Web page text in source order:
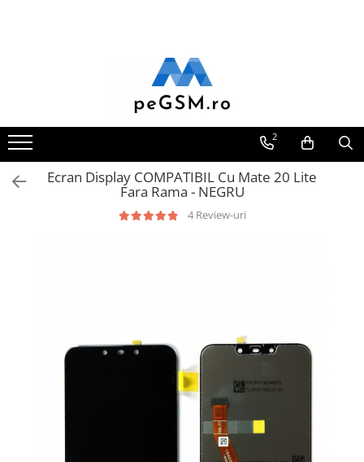
SAMSUNG COMPATIBILE
SAMSUNG SERVICE PACK
Galaxy J
Galaxy J COMPATIBIL
Galaxy J SERVICE PACK
Galaxy N COMPATIBILE
Galaxy N SERVICE PACK
2
Ecran Display COMPATIBIL Cu Mate 20 Lite
Fara Rama - NEGRU
4 Review-uri